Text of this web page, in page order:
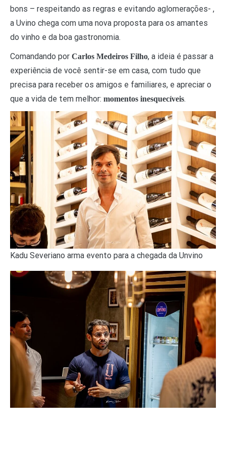
bons – respeitando as regras e evitando aglomerações- ,
a Uvino chega com uma nova proposta para os amantes
do vinho e da boa gastronomia.
Comandando por Carlos Medeiros Filho, a ideia é passar a
experiência de você sentir-se em casa, com tudo que
precisa para receber os amigos e familiares, e apreciar o
que a vida de tem melhor: momentos inesquecíveis.
Kadu Severiano arma evento para a chegada da Unvino